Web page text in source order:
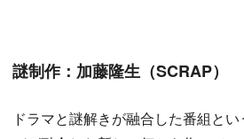
謎制作：加藤隆生（SCRAP）
ドラマと謎解きが融合した番組と